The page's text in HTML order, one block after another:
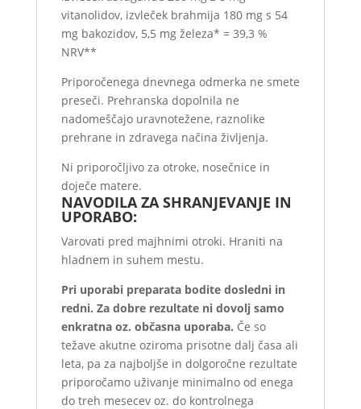
vitanolidov, izvleček brahmija 180 mg s 54
mg bakozidov, 5,5 mg železa* = 39,3 %
NRV**
Priporočenega dnevnega odmerka ne smete
preseči. Prehranska dopolnila ne
nadomeščajo uravnotežene, raznolike
prehrane in zdravega načina življenja.
Ni priporočljivo za otroke, nosečnice in
doječe matere.
NAVODILA ZA SHRANJEVANJE IN
UPORABO:
Varovati pred majhnimi otroki. Hraniti na
hladnem in suhem mestu.
Pri uporabi preparata bodite dosledni in
redni. Za dobre rezultate ni dovolj samo
enkratna oz. občasna uporaba. Če so
težave akutne oziroma prisotne dalj časa ali
leta, pa za najboljše in dolgoročne rezultate
priporočamo uživanje minimalno od enega
do treh mesecev oz. do kontrolnega